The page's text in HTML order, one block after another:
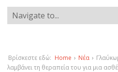
Βρίσκεστε εδώ: Home › Νέα ›
λαμβάνει τη θεραπεία του για μια